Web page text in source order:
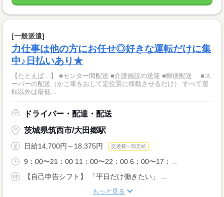
[一般派遣]
力仕事は他の方にお任せ◎好きな運転だけに集
中♪日払いあり★
【たとえば…】 ■センター間配送 ■介護施設の送迎 ■郵便配送 ■ス
ーパーの配送（かご車をおして定位置に移動させるだけ） すべて運
転以外は最低...
ドライバー・配達・配送
茨城県筑西市/大田郷駅
日給14,700円～18,375円 交通費一部支給
9：00〜21：00 11：00〜22：00 6：00〜17：...
【自己申告シフト】 「平日だけ働きたい」 ...
もっと見る